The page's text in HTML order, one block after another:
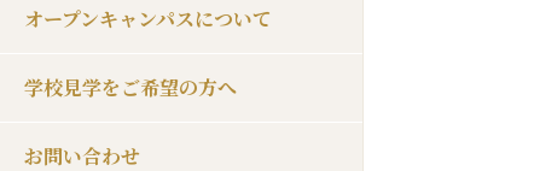
オープンキャンパスについて
学校見学をご希望の方へ
お問い合わせ